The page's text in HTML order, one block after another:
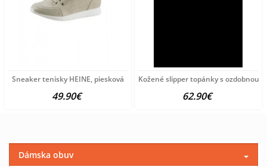
Sneaker tenisky HEINE, piesková
49.90€
Kožené slipper topánky s ozdobnou
62.90€
Dámska obuv